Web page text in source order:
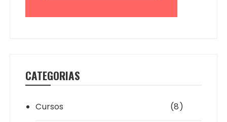
CATEGORIAS
Cursos (8)